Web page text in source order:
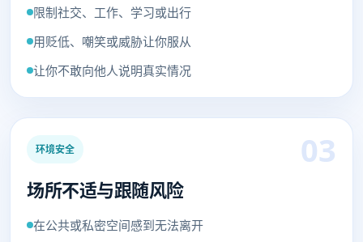
限制社交、工作、学习或出行
用贬低、嘲笑或威胁让你服从
让你不敢向他人说明真实情况
环境安全 03
场所不适与跟随风险
在公共或私密空间感到无法离开